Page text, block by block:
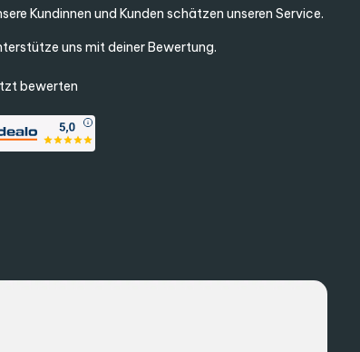
Kundinnen und Kunden schätzen unseren Service.
uns mit deiner Bewertung.
bewerten